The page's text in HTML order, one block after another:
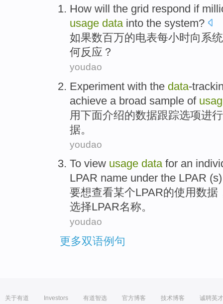
How will the grid respond if
usage data into the system?
如果数百万的电表每小时向 系统
何反应 ？
youdao
Experiment with the data-
achieve a broad sample of
用下面介绍的数据跟踪选项进行
据。
youdao
To view usage datafor an
LPAR name under the LPAR (s
要想查看某个LPAR的使用数据
选择LPAR名称。
youdao
更多双语例句
关于有道 Investors 有道智选 官方博客 技术博客 诚聘英才